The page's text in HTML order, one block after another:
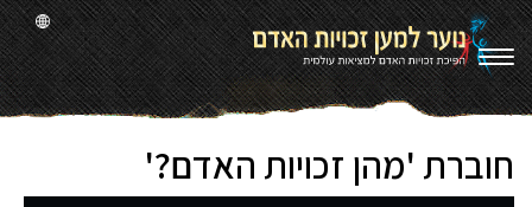
חוברת 'מהן זכויות האדם?'